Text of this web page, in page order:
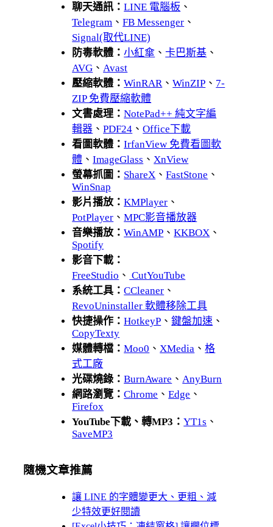
聊天通訊：LINE 電腦板 、
Telegram 、FB Messenger 、
Signal(取代LINE)
防毒軟體：小紅傘 、卡巴斯基 、
AVG 、 Avast
壓縮軟體：WinRAR 、WinZIP 、 7-
ZIP 免費壓縮軟體
文書處理：NotePad++ 純文字編
輯器 、PDF24 、Office下載
看圖軟體：IrfanView 免費看圖軟
體 、ImageGlass 、 XnView
螢幕抓圖： ShareX 、FastStone 、
WinSnap
影片播放：KMPlayer 、
PotPlayer 、MPC影音播放器
音樂播放：WinAMP 、KKBOX 、
Spotify
影音下載：
FreeStudio 、 CutYouTube
系統工具：CCleaner 、
RevoUninstaller 軟體移除工具
快捷操作：HotkeyP 、鍵盤加速 、
CopyTexty
媒體轉檔：Moo0 、 XMedia 、格
式工廠
光碟燒錄：BurnAware 、 AnyBurn
網路瀏覽：Chrome 、Edge 、
Firefox
YouTube下載、轉MP3：YT1s 、
SaveMP3
隨機文章推薦
讓 LINE 的字體變更大、更粗、減
少特效更好閱讀